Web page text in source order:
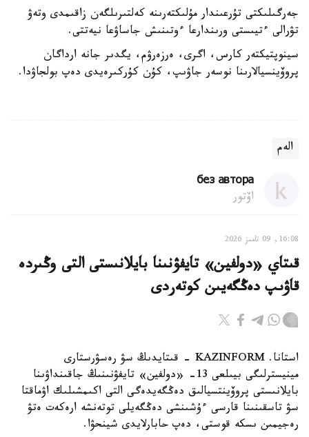
جەرگىلىكتى تۇرعىندار مۇلىكتەرىنە كەلتىرىلگەن زاقىمدى وتەۋ
تۋرالى ءتيىستى ورىندارعا ءوتىنىش جاساۋعا نيەتتى.
سينوپتيكتەر كارس، اگرى، ەرزەرۋم، يگدىر جانە ارداگان
پروۆينسيالارىنا نوسەر جاۋىپ، كۇن كۇركىرەيدى دەپ بولجاۋدا.
الەم
без автора
اۆتور
16:08, 09 تامىز 2026
قىتاي «دولفين» تايفۋنىنا بايلانىستى التى وڭىردە
قاۋىپ دەڭگەيىن كوتەردى
استانا. KAZINFORM - قىتايدىڭ سۋ رەسۋرستارى
مينيسترلىگى بيىلعى 13- «دولفين» تايفۋنىنىڭ جاقىنداۋىنا
بايلانىستى پروۆينتسيالىق دەڭگەيدەگى التى اكىمشىلىك اۋماقتا
سۋ تاسقىنىنا قارسى ءۇشىنشى دەڭگەيلى توتەنشە ارەكەت ەتۋ
رەجيمىن ىسكە قوستى، دەپ حابارلايدى شينحۋا.